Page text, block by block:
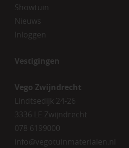
Showtuin
Nieuws
Inloggen
Vestigingen
Vego Zwijndrecht
Lindtsedijk 24-26
3336 LE Zwijndrecht
078 6199000
info@vegotuinmaterialen.nl